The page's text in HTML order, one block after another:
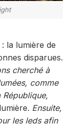
la lumière de
disparues.
cherché à
comme
Ensuite,
les leds afin